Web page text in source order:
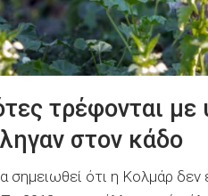
τρέφονται
στον κάδο
σημειωθεί ότι η Κολμάρ